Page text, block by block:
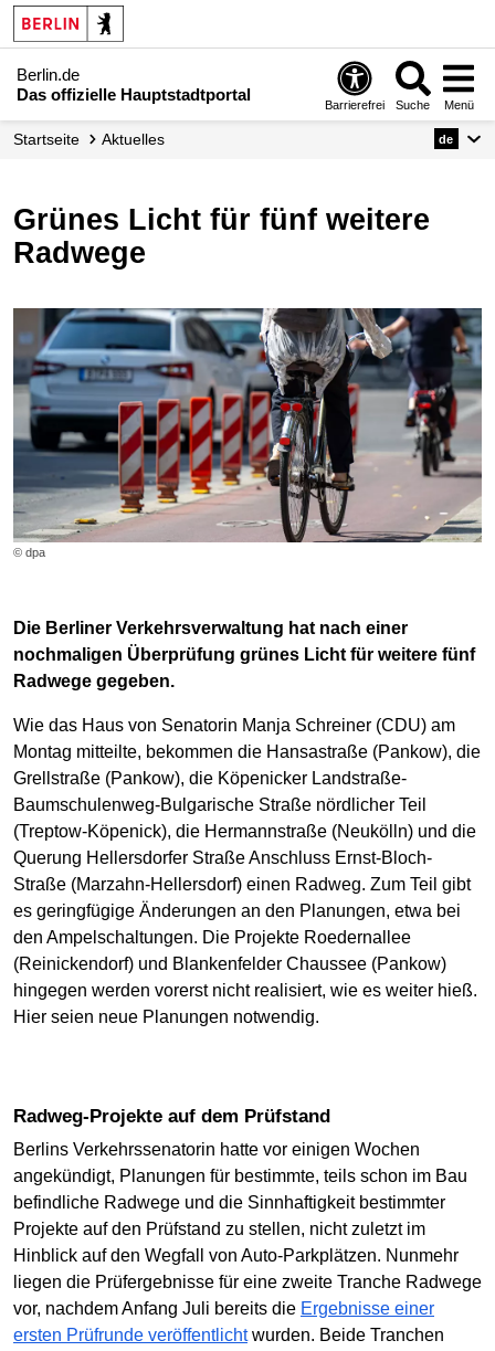
Berlin.de
Das offizielle Hauptstadtportal
Barrierefrei Suche Menü
Startseite Aktuelles de
Grünes Licht für fünf weitere
Radwege
© dpa
Die Berliner Verkehrsverwaltung hat nach einer
nochmaligen Überprüfung grünes Licht für weitere fünf
Radwege gegeben.
Wie das Haus von Senatorin Manja Schreiner (CDU) am
Montag mitteilte, bekommen die Hansastraße (Pankow), die
Grellstraße (Pankow), die Köpenicker Landstraße-
Baumschulenweg-Bulgarische Straße nördlicher Teil
(Treptow-Köpenick), die Hermannstraße (Neukölln) und die
Querung Hellersdorfer Straße Anschluss Ernst-Bloch-
Straße (Marzahn-Hellersdorf) einen Radweg. Zum Teil gibt
es geringfügige Änderungen an den Planungen, etwa bei
den Ampelschaltungen. Die Projekte Roedernallee
(Reinickendorf) und Blankenfelder Chaussee (Pankow)
hingegen werden vorerst nicht realisiert, wie es weiter hieß.
Hier seien neue Planungen notwendig.
Radweg-Projekte auf dem Prüfstand
Berlins Verkehrssenatorin hatte vor einigen Wochen
angekündigt, Planungen für bestimmte, teils schon im Bau
befindliche Radwege und die Sinnhaftigkeit bestimmter
Projekte auf den Prüfstand zu stellen, nicht zuletzt im
Hinblick auf den Wegfall von Auto-Parkplätzen. Nunmehr
liegen die Prüfergebnisse für eine zweite Tranche Radwege
vor, nachdem Anfang Juli bereits die Ergebnisse einer
ersten Prüfrunde veröffentlichtwurden. Beide Tranchen